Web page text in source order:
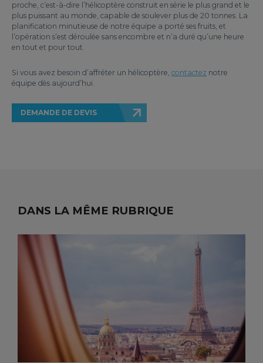
proche, c’est-à-dire l’hélicoptère construit en série le plus grand et le
plus puissant au monde, capable de soulever plus de 20 tonnes. La
planification minutieuse de notre équipe a porté ses fruits, et
l’opération s’est déroulée sans encombre et n’a duré qu’une heure
en tout et pour tout.
Si vous avez besoin d’affréter un hélicoptère, contactez notre
équipe dès aujourd’hui.
DEMANDE DE DEVIS
DANS LA MÊME RUBRIQUE